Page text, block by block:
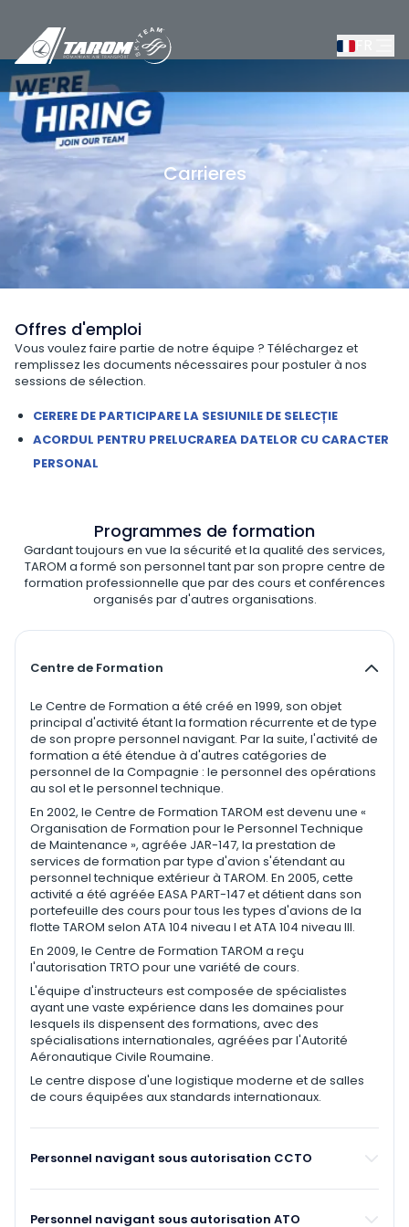
Carrieres
/À propos de nous / La compagnie TAROM/
Offres d'emploi
Vous voulez faire partie de notre équipe ? Téléchargez et
remplissez les documents nécessaires pour postuler à nos
sessions de sélection.
CERERE DE PARTICIPARE LA SESIUNILE DE SELECȚIE
ACORDUL PENTRU PRELUCRAREA DATELOR CU CARACTER
PERSONAL
Programmes de formation
Gardant toujours en vue la sécurité et la qualité des services,
TAROM a formé son personnel tant par son propre centre de
formation professionnelle que par des cours et conférences
organisés par d'autres organisations.
Centre de Formation
Le Centre de Formation a été créé en 1999, son objet
principal d'activité étant la formation récurrente et de type
de son propre personnel navigant. Par la suite, l'activité de
formation a été étendue à d'autres catégories de
personnel de la Compagnie : le personnel des opérations
au sol et le personnel technique.
En 2002, le Centre de Formation TAROM est devenu une «
Organisation de Formation pour le Personnel Technique
de Maintenance », agréée JAR-147, la prestation de
services de formation par type d'avion s'étendant au
personnel technique extérieur à TAROM. En 2005, cette
activité a été agréée EASA PART-147 et détient dans son
portefeuille des cours pour tous les types d'avions de la
flotte TAROM selon ATA 104 niveau I et ATA 104 niveau III.
En 2009, le Centre de Formation TAROM a reçu
l'autorisation TRTO pour une variété de cours.
L'équipe d'instructeurs est composée de spécialistes
ayant une vaste expérience dans les domaines pour
lesquels ils dispensent des formations, avec des
spécialisations internationales, agréées par l'Autorité
Aéronautique Civile Roumaine.
Le centre dispose d'une logistique moderne et de salles
de cours équipées aux standards internationaux.
Personnel navigant sous autorisation CCTO
Personnel navigant sous autorisation ATO